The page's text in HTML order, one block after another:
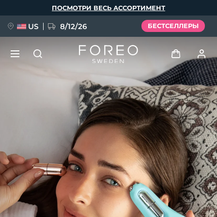
ПОСМОТРИ ВЕСЬ АССОРТИМЕНТ
US 8/12/26 БЕСТСЕЛЛЕРЫ
Войти
Профиль пользователя
Мои приборы
Мои заказы
Мои адреса
Мои подписки
FAQ™ Pure Beauty-Tech Elixir
BREAKING NEWS
issa™ Teeth Whitening Set
Deutsch
Español
Italiano
Português
Polski
Svenska
Русский
Türkçe
简体中文 繁體中文